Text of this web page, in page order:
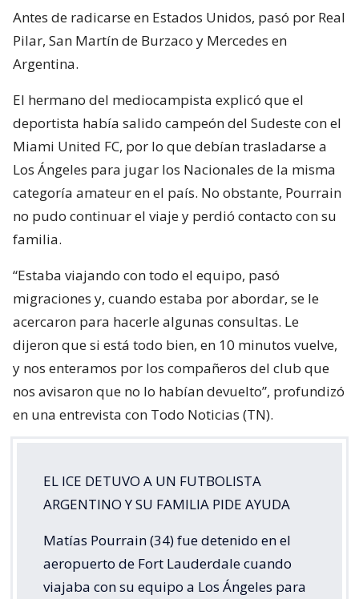
Antes de radicarse en Estados Unidos, pasó por Real
Pilar, San Martín de Burzaco y Mercedes en
Argentina.
El hermano del mediocampista explicó que el
deportista había salido campeón del Sudeste con el
Miami United FC, por lo que debían trasladarse a
Los Ángeles para jugar los Nacionales de la misma
categoría amateur en el país. No obstante, Pourrain
no pudo continuar el viaje y perdió contacto con su
familia.
“Estaba viajando con todo el equipo, pasó
migraciones y, cuando estaba por abordar, se le
acercaron para hacerle algunas consultas. Le
dijeron que si está todo bien, en 10 minutos vuelve,
y nos enteramos por los compañeros del club que
nos avisaron que no lo habían devuelto”, profundizó
en una entrevista con Todo Noticias (TN).
EL ICE DETUVO A UN FUTBOLISTA
ARGENTINO Y SU FAMILIA PIDE AYUDA
Matías Pourrain (34) fue detenido en el
aeropuerto de Fort Lauderdale cuando
viajaba con su equipo a Los Ángeles para